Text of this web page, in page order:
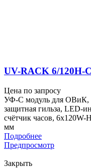
UV-RACK 6/120H-
Цена по запросу
УФ-С модуль для ОВиК,
защитная гильза, LED-
счётчик часов, 6x120W-
мм
Подробнее
Предпросмотр
Закрыть